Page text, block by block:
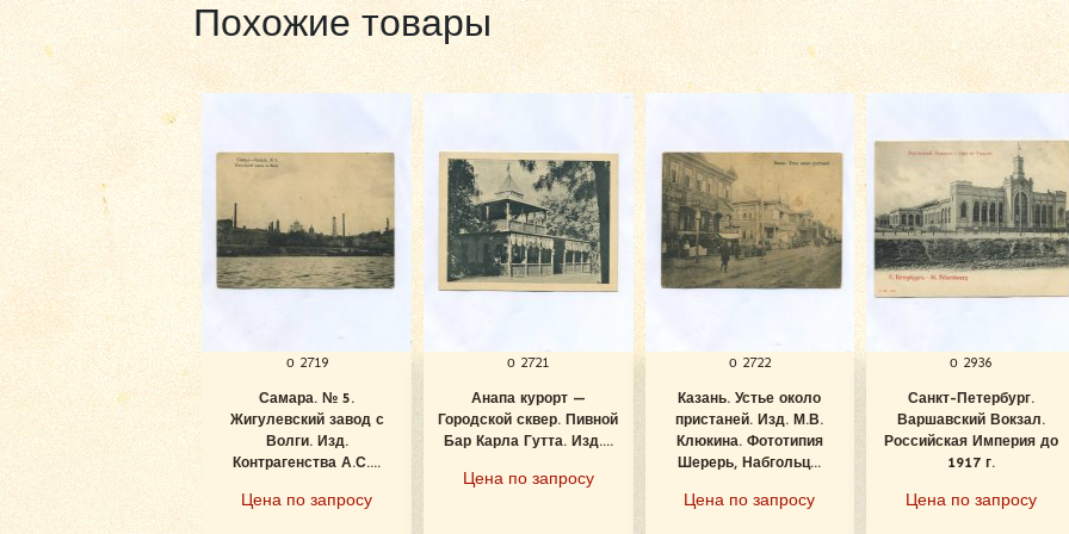
Похожие товары
о 2719
Самара. № 5.
Жигулевский завод с
Волги. Изд.
Контрагенства А.С....
Цена по запросу
о 2721
Анапа курорт —
Городской сквер. Пивной
Бар Карла Гутта. Изд....
Цена по запросу
о 2722
Казань. Устье около
пристаней. Изд. М.В.
Клюкина. Фототипия
Шерерь, Набгольц...
Цена по запросу
о 2936
Санкт-Петербург.
Варшавский Вокзал.
Российская Империя до
1917 г.
Цена по запросу